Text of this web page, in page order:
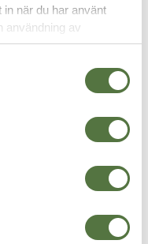
in när du har använt
användning av
av